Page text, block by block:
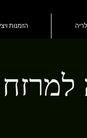
הזמנות
למרזח